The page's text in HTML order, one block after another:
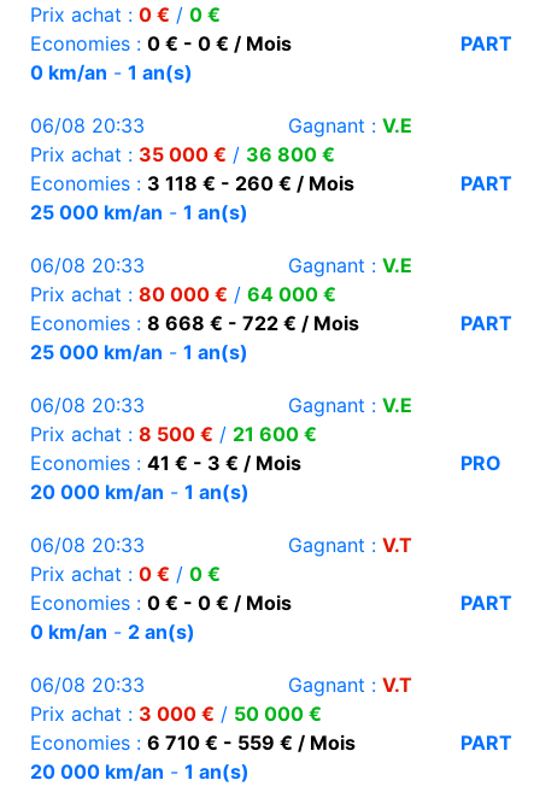
Prix achat : 0 € / 0 €
Economies : 0 € - 0 € / Mois
PART
0 km/an - 1 an(s)
06/08 20:33 Gagnant : V.E
Prix achat : 35 000 € / 36 800 €
Economies : 3 118 € - 260 € / Mois
PART
25 000 km/an - 1 an(s)
06/08 20:33 Gagnant : V.E
Prix achat : 80 000 € / 64 000 €
Economies : 8 668 € - 722 € / Mois
PART
25 000 km/an - 1 an(s)
06/08 20:33 Gagnant : V.E
Prix achat : 8 500 € / 21 600 €
Economies : 41 € - 3 € / Mois
PRO
20 000 km/an - 1 an(s)
06/08 20:33 Gagnant : V.T
Prix achat : 0 € / 0 €
Economies : 0 € - 0 € / Mois
PART
0 km/an - 2 an(s)
06/08 20:33 Gagnant : V.T
Prix achat : 3 000 € / 50 000 €
Economies : 6 710 € - 559 € / Mois
PART
20 000 km/an - 1 an(s)